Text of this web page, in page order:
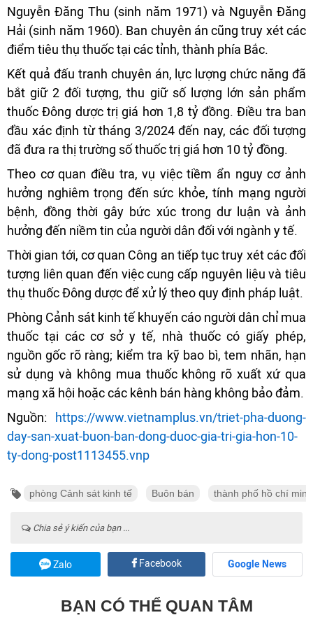
Nguyễn Đăng Thu (sinh năm 1971) và Nguyễn Đăng
Hải (sinh năm 1960). Ban chuyên án cũng truy xét các
điểm tiêu thụ thuốc tại các tỉnh, thành phía Bắc.
Kết quả đấu tranh chuyên án, lực lượng chức năng đã
bắt giữ 2 đối tượng, thu giữ số lượng lớn sản phẩm
thuốc Đông dược trị giá hơn 1,8 tỷ đồng. Điều tra ban
đầu xác định từ tháng 3/2024 đến nay, các đối tượng
đã đưa ra thị trường số thuốc trị giá hơn 10 tỷ đồng.
Theo cơ quan điều tra, vụ việc tiềm ẩn nguy cơ ảnh
hưởng nghiêm trọng đến sức khỏe, tính mạng người
bệnh, đồng thời gây bức xúc trong dư luận và ảnh
hưởng đến niềm tin của người dân đối với ngành y tế.
Thời gian tới, cơ quan Công an tiếp tục truy xét các đối
tượng liên quan đến việc cung cấp nguyên liệu và tiêu
thụ thuốc Đông dược để xử lý theo quy định pháp luật.
Phòng Cảnh sát kinh tế khuyến cáo người dân chỉ mua
thuốc tại các cơ sở y tế, nhà thuốc có giấy phép,
nguồn gốc rõ ràng; kiểm tra kỹ bao bì, tem nhãn, hạn
sử dụng và không mua thuốc không rõ xuất xứ qua
mạng xã hội hoặc các kênh bán hàng không bảo đảm.
Nguồn: https://www.vietnamplus.vn/triet-pha-duong-
day-san-xuat-buon-ban-dong-duoc-gia-tri-gia-hon-10-
ty-dong-post1113455.vnp
phòng Cảnh sát kinh tế Buôn bán thành phố hồ chí minh
Chia sẻ ý kiến của bạn ...
Zalo Facebook Google News
BẠN CÓ THỂ QUAN TÂM